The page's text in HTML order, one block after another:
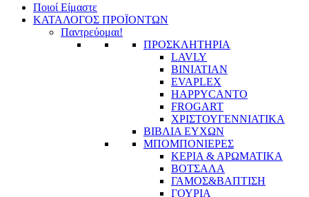
Ποιοί Είμαστε
ΚΑΤΑΛΟΓΟΣ ΠΡΟΪΟΝΤΩΝ
Παντρεύομαι!
ΠΡΟΣΚΛΗΤΗΡΙΑ
LAVLY
BINIATIAN
EVAPLEX
HAPPYCANTO
FROGART
ΧΡΙΣΤΟΥΓΕΝΝΙΑΤΙΚΑ
ΒΙΒΛΙΑ ΕΥΧΩΝ
ΜΠΟΜΠΟΝΙΕΡΕΣ
ΚΕΡΙΑ & ΑΡΩΜΑΤΙΚΑ
ΒΟΤΣΑΛΑ
ΓΑΜΟΣ&ΒΑΠΤΙΣΗ
ΓΟΥΡΙΑ